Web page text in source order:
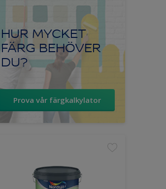
HUR MYCKET
FÄRG BEHÖVER
DU?
Prova vår färgkalkylator